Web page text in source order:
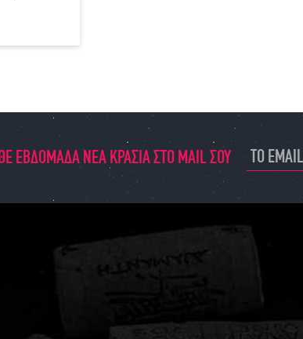
ΕΒΔΟΜΑΔΑ ΝΕΑ ΚΡΑΣΙΑ ΣΤΟ MAIL ΣΟΥ